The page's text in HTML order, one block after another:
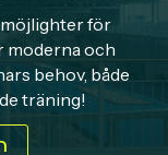
för
moderna och
behov, både
träning!